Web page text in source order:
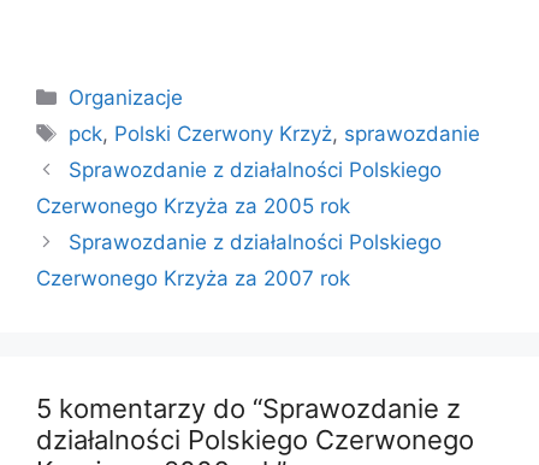
Kategorie
Organizacje
Tagi
pck, Polski Czerwony Krzyż, sprawozdanie
Sprawozdanie z działalności Polskiego
Czerwonego Krzyża za 2005 rok
Sprawozdanie z działalności Polskiego
Czerwonego Krzyża za 2007 rok
5 komentarzy do “Sprawozdanie z
działalności Polskiego Czerwonego